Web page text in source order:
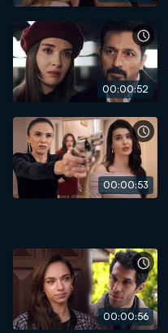
00:00:52
00:00:53
00:00:56